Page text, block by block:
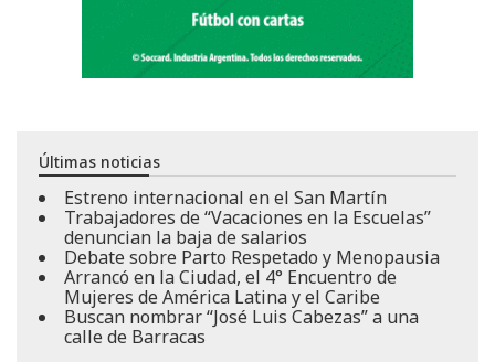
Últimas noticias
Estreno internacional en el San Martín
Trabajadores de “Vacaciones en la Escuelas”
denuncian la baja de salarios
Debate sobre Parto Respetado y Menopausia
Arrancó en la Ciudad, el 4° Encuentro de
Mujeres de América Latina y el Caribe
Buscan nombrar “José Luis Cabezas” a una
calle de Barracas